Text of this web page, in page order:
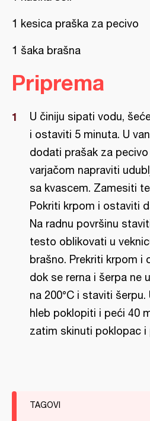
1 kesica praška za pecivo
1 šaka brašna
Priprema
U činiju sipati vodu,
i ostaviti 5 minuta. U
dodati prašak za
varjačom napraviti
sa kvascem. Zamesiti
Pokriti krpom i ostaviti
Na radnu površinu
testo oblikovati u
brašno. Prekriti krpom i
dok se rerna i šerpa ne
na 200°C i staviti
hleb poklopiti i peći 40
zatim skinuti poklopac i
TAGOVI